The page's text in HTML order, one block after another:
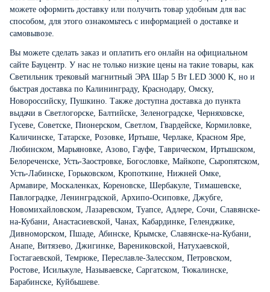
можете оформить доставку или получить товар удобным для вас
способом, для этого ознакомьтесь с информацией о доставке и
самовывозе
Вы можете сделать заказ и оплатить его онлайн на официальном
сайте Бауцентр. У нас не только низкие цены на такие товары, как
Светильник трековый магнитный ЭРА Шар 5 Вт LED 3000 K, но и
быстрая доставка по Калининграду, Краснодару, Омску,
Новороссийску, Пушкино. Также доступна доставка до пункта
выдачи в Светлогорске, Балтийске, Зеленоградске, Черняховске,
Гусеве, Советске, Пионерском, Светлом, Гвардейске, Кормиловке,
Каличинске, Татарске, Розовке, Иртыше, Черлаке, Красном Яре,
Любинском, Марьяновке, Азово, Гауфе, Таврическом, Иртышском,
Белореченске, Усть-Заостровке, Богословке, Майкопе, Сыропятском,
Усть-Лабинске, Горьковском, Кропоткине, Нижней Омке,
Армавире, Москаленках, Кореновске, Шербакуле, Тимашевске,
Павлоградке, Ленинградской, Архипо-Осиповке, Джубге,
Новомихайловском, Лазаревском, Туапсе, Адлере, Сочи, Славянске-
на-Кубани, Анастасиевской, Чанах, Кабардинке, Геленджике,
Дивноморском, Пшаде, Абинске, Крымске, Славянске-на-Кубани,
Анапе, Витязево, Джигинке, Варениковской, Натухаевской,
Гостагаевской, Темрюке, Переславле-Залесском, Петровском,
Ростове, Исилькуле, Называевске, Саргатском, Тюкалинске,
Барабинске, Куйбышеве.